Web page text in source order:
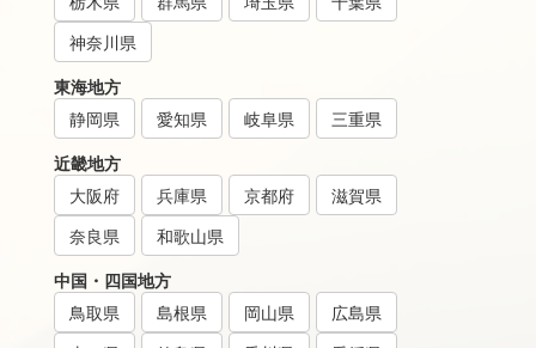
神奈川県
東海地方
静岡県
愛知県 岐阜県
三重県
近畿地方
大阪府
兵庫県 京都府
滋賀県
奈良県
和歌山県
中国・四国地方
鳥取県
島根県 岡山県
広島県